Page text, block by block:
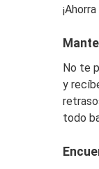
No te
y
todo